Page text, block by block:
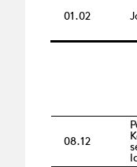
01.02
08.12